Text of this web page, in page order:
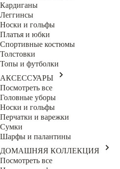
Кардиганы
Леггинсы
Носки и гольфы
Платья и юбки
Спортивные костюмы
Толстовки
Топы и футболки
АКСЕССУАРЫ
Посмотреть все
Головные уборы
Носки и гольфы
Перчатки и варежки
Сумки
Шарфы и палантины
ДОМАШНЯЯ КОЛЛЕКЦИЯ
Посмотреть все